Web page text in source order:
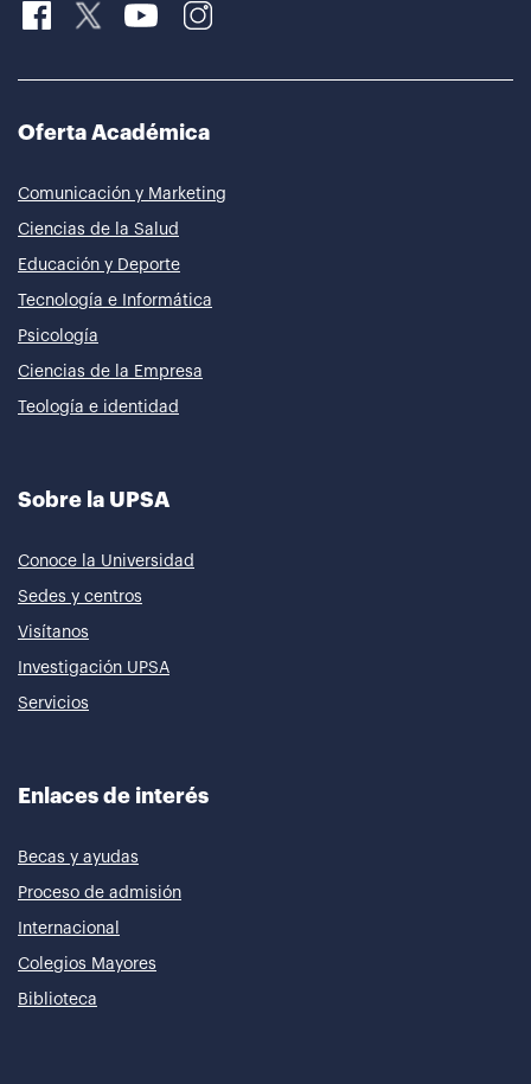
Oferta Académica
Comunicación y Marketing
Ciencias de la Salud
Educación y Deporte
Tecnología e Informática
Psicología
Ciencias de la Empresa
Teología e identidad
Sobre la UPSA
Conoce la Universidad
Sedes y centros
Visítanos
Investigación UPSA
Servicios
Enlaces de interés
Becas y ayudas
Proceso de admisión
Internacional
Colegios Mayores
Biblioteca